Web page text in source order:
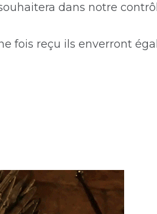
dans notre
fois reçu ils enverront